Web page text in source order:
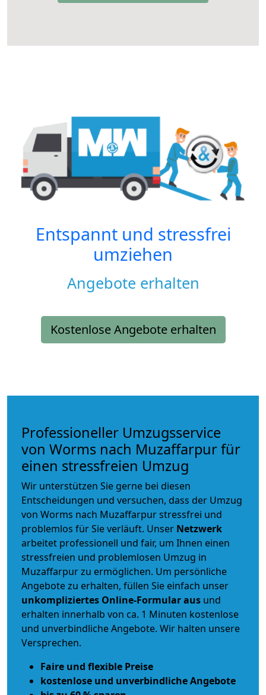
Entspannt und stressfrei
umziehen
Angebote erhalten
Kostenlose Angebote erhalten
Professioneller Umzugsservice
von Worms nach Muzaffarpur für
einen stressfreien Umzug
Wir unterstützen Sie gerne bei diesen
Entscheidungen und versuchen, dass der Umzug
von Worms nach Muzaffarpur stressfrei und
problemlos für Sie verläuft. Unser Netzwerk
arbeitet professionell und fair, um Ihnen einen
stressfreien und problemlosen Umzug in
Muzaffarpur zu ermöglichen. Um persönliche
Angebote zu erhalten, füllen Sie einfach unser
unkompliziertes Online-Formular aus und
erhalten innerhalb von ca. 1 Minuten kostenlose
und unverbindliche Angebote. Wir halten unsere
Versprechen.
Faire und flexible Preise
kostenlose und unverbindliche Angebote